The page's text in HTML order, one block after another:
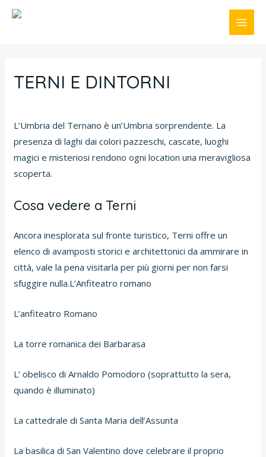
TERNI E DINTORNI
L’Umbria del Ternano è un’Umbria sorprendente. La
presenza di laghi dai colori pazzeschi, cascate, luoghi
magici e misteriosi rendono ogni location una meravigliosa
scoperta.
Cosa vedere a Terni
Ancora inesplorata sul fronte turistico, Terni offre un
elenco di avamposti storici e architettonici da ammirare in
città, vale la pena visitarla per più giorni per non farsi
sfuggire nulla.L’Anfiteatro romano
L’anfiteatro Romano
La torre romanica dei Barbarasa
L’ obelisco di Arnaldo Pomodoro (soprattutto la sera,
quando è illuminato)
La cattedrale di Santa Maria dell’Assunta
La basilica di San Valentino dove celebrare il proprio